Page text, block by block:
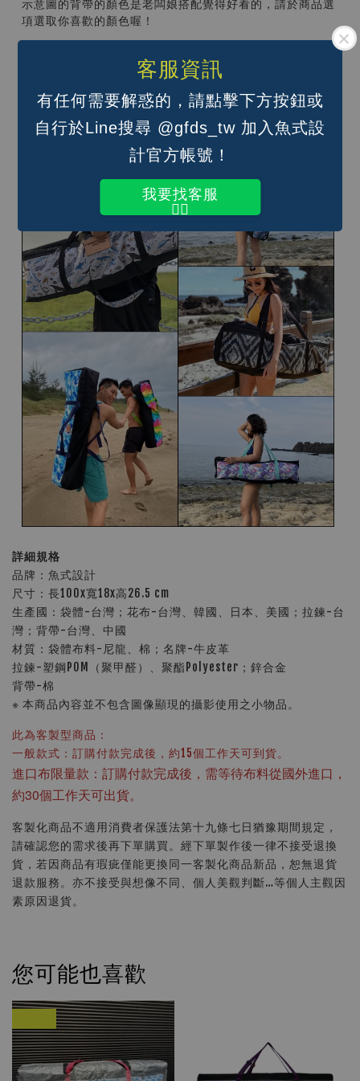
客服資訊
有任何需要解惑的，請點擊下方按鈕或
自行於Line搜尋 @gfds_tw 加入魚式設
計官方帳號！
我要找客服
👆🏽
示意圖的背帶的顏色是老闆娘搭配覺得好看的，請於商品選
項選取你喜歡的顏色喔！
雙肩後背（背面還有兩條蓬軟舒適的背帶，不是雙肩背那兩
條喔）；
詳細規格
品牌：魚式設計
尺寸：長100x寬18x高26.5 cm
生產國：袋體-台灣；花布-台灣、韓國、日本、美國；拉鍊-台
灣；背帶-台灣、中國
材質：袋體布料-尼龍、棉；名牌-牛皮革
拉鍊-塑鋼POM（聚甲醛）、聚酯Polyester；鋅合金
背帶-棉
※ 本商品內容並不包含圖像顯現的攝影使用之小物品。
此為客製型商品：
一般款式：訂購付款完成後，約15個工作天可到貨。
進口布限量款：訂購付款完成後，需等待布料從國外進口，
約30個工作天可出貨。
客製化商品不適用消費者保護法第十九條七日猶豫期間規定，
請確認您的需求後再下單購買。經下單製作後一律不接受退換
貨，若因商品有瑕疵僅能更換同一客製化商品新品，恕無退貨
退款服務。亦不接受與想像不同、個人美觀判斷…等個人主觀因
素原因退貨。
您可能也喜歡